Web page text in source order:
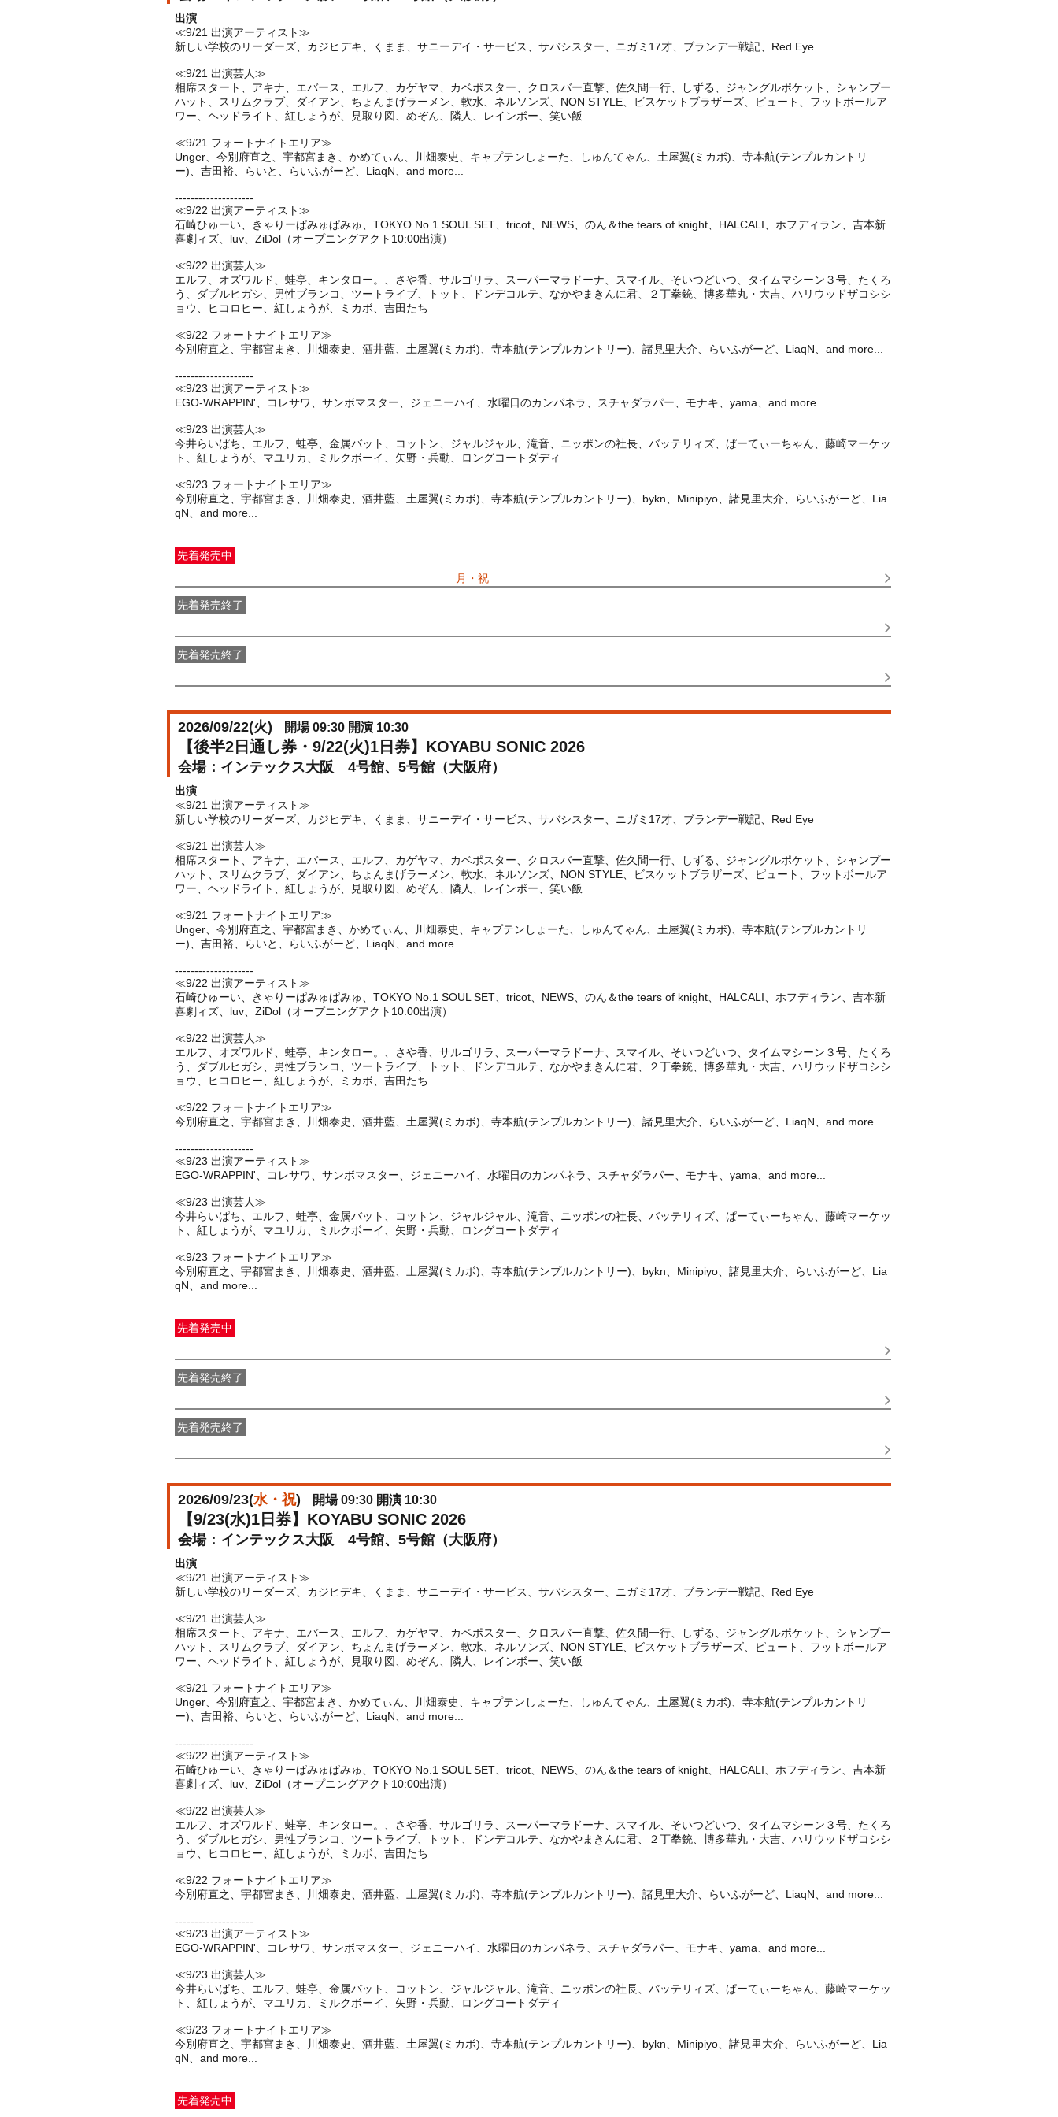
出演
≪9/21 出演アーティスト≫
新しい学校のリーダーズ、カジヒデキ、くまま、サニーデイ・サービス、サバシスター、ニガミ17才、ブランデー戦記、Red Eye
≪9/21 出演芸人≫
相席スタート、アキナ、エバース、エルフ、カゲヤマ、カベポスター、クロスバー直撃、佐久間一行、しずる、ジャングルポケット、シャンプー
ハット、スリムクラブ、ダイアン、ちょんまげラーメン、軟水、ネルソンズ、NON STYLE、ビスケットブラザーズ、ピュート、フットボールア
ワー、ヘッドライト、紅しょうが、見取り図、めぞん、隣人、レインボー、笑い飯
≪9/21 フォートナイトエリア≫
Unger、今別府直之、宇都宮まき、かめてぃん、川畑泰史、キャプテンしょーた、しゅんてゃん、土屋翼(ミカボ)、寺本航(テンプルカントリ
ー)、吉田裕、らいと、らいふがーど、LiaqN、and more...
--------------------
≪9/22 出演アーティスト≫
石崎ひゅーい、きゃりーぱみゅぱみゅ、TOKYO No.1 SOUL SET、tricot、NEWS、のん＆the tears of knight、HALCALI、ホフディラン、吉本新
喜劇ィズ、luv、ZiDol（オープニングアクト10:00出演）
≪9/22 出演芸人≫
エルフ、オズワルド、蛙亭、キンタロー。、さや香、サルゴリラ、スーパーマラドーナ、スマイル、そいつどいつ、タイムマシーン３号、たくろ
う、ダブルヒガシ、男性ブランコ、ツートライブ、トット、ドンデコルテ、なかやまきんに君、２丁拳銃、博多華丸・大吉、ハリウッドザコシシ
ョウ、ヒコロヒー、紅しょうが、ミカボ、吉田たち
≪9/22 フォートナイトエリア≫
今別府直之、宇都宮まき、川畑泰史、酒井藍、土屋翼(ミカボ)、寺本航(テンプルカントリー)、諸見里大介、らいふがーど、LiaqN、and more...
--------------------
≪9/23 出演アーティスト≫
EGO-WRAPPIN'、コレサワ、サンボマスター、ジェニーハイ、水曜日のカンパネラ、スチャダラパー、モナキ、yama、and more...
≪9/23 出演芸人≫
今井らいぱち、エルフ、蛙亭、金属バット、コットン、ジャルジャル、滝音、ニッポンの社長、バッテリィズ、ぱーてぃーちゃん、藤崎マーケッ
ト、紅しょうが、マユリカ、ミルクボーイ、矢野・兵動、ロングコートダディ
≪9/23 フォートナイトエリア≫
今別府直之、宇都宮まき、川畑泰史、酒井藍、土屋翼(ミカボ)、寺本航(テンプルカントリー)、bykn、Minipiyo、諸見里大介、らいふがーど、Lia
先着発売中
月・祝
先着発売終了
先着発売終了
2026/09/22(火) 開場 09:30 開演 10:30
【後半2日通し券・9/22(火)1日券】KOYABU SONIC 2026
インテックス大阪 4号館、5号館（大阪府）
出演
≪9/21 出演アーティスト≫
新しい学校のリーダーズ、カジヒデキ、くまま、サニーデイ・サービス、サバシスター、ニガミ17才、ブランデー戦記、Red Eye
≪9/21 出演芸人≫
相席スタート、アキナ、エバース、エルフ、カゲヤマ、カベポスター、クロスバー直撃、佐久間一行、しずる、ジャングルポケット、シャンプー
ハット、スリムクラブ、ダイアン、ちょんまげラーメン、軟水、ネルソンズ、NON STYLE、ビスケットブラザーズ、ピュート、フットボールア
ワー、ヘッドライト、紅しょうが、見取り図、めぞん、隣人、レインボー、笑い飯
≪9/21 フォートナイトエリア≫
Unger、今別府直之、宇都宮まき、かめてぃん、川畑泰史、キャプテンしょーた、しゅんてゃん、土屋翼(ミカボ)、寺本航(テンプルカントリ
ー)、吉田裕、らいと、らいふがーど、LiaqN、and more...
--------------------
≪9/22 出演アーティスト≫
石崎ひゅーい、きゃりーぱみゅぱみゅ、TOKYO No.1 SOUL SET、tricot、NEWS、のん＆the tears of knight、HALCALI、ホフディラン、吉本新
喜劇ィズ、luv、ZiDol（オープニングアクト10:00出演）
≪9/22 出演芸人≫
エルフ、オズワルド、蛙亭、キンタロー。、さや香、サルゴリラ、スーパーマラドーナ、スマイル、そいつどいつ、タイムマシーン３号、たくろ
う、ダブルヒガシ、男性ブランコ、ツートライブ、トット、ドンデコルテ、なかやまきんに君、２丁拳銃、博多華丸・大吉、ハリウッドザコシシ
ョウ、ヒコロヒー、紅しょうが、ミカボ、吉田たち
≪9/22 フォートナイトエリア≫
今別府直之、宇都宮まき、川畑泰史、酒井藍、土屋翼(ミカボ)、寺本航(テンプルカントリー)、諸見里大介、らいふがーど、LiaqN、and more...
--------------------
≪9/23 出演アーティスト≫
EGO-WRAPPIN'、コレサワ、サンボマスター、ジェニーハイ、水曜日のカンパネラ、スチャダラパー、モナキ、yama、and more...
≪9/23 出演芸人≫
今井らいぱち、エルフ、蛙亭、金属バット、コットン、ジャルジャル、滝音、ニッポンの社長、バッテリィズ、ぱーてぃーちゃん、藤崎マーケッ
ト、紅しょうが、マユリカ、ミルクボーイ、矢野・兵動、ロングコートダディ
≪9/23 フォートナイトエリア≫
今別府直之、宇都宮まき、川畑泰史、酒井藍、土屋翼(ミカボ)、寺本航(テンプルカントリー)、bykn、Minipiyo、諸見里大介、らいふがーど、Lia
先着発売中
先着発売終了
先着発売終了
2026/09/23(水・祝) 開場 09:30 開演 10:30
【9/23(水)1日券】KOYABU SONIC 2026
インテックス大阪 4号館、5号館（大阪府）
出演
≪9/21 出演アーティスト≫
新しい学校のリーダーズ、カジヒデキ、くまま、サニーデイ・サービス、サバシスター、ニガミ17才、ブランデー戦記、Red Eye
≪9/21 出演芸人≫
相席スタート、アキナ、エバース、エルフ、カゲヤマ、カベポスター、クロスバー直撃、佐久間一行、しずる、ジャングルポケット、シャンプー
ハット、スリムクラブ、ダイアン、ちょんまげラーメン、軟水、ネルソンズ、NON STYLE、ビスケットブラザーズ、ピュート、フットボールア
ワー、ヘッドライト、紅しょうが、見取り図、めぞん、隣人、レインボー、笑い飯
≪9/21 フォートナイトエリア≫
Unger、今別府直之、宇都宮まき、かめてぃん、川畑泰史、キャプテンしょーた、しゅんてゃん、土屋翼(ミカボ)、寺本航(テンプルカントリ
ー)、吉田裕、らいと、らいふがーど、LiaqN、and more...
--------------------
≪9/22 出演アーティスト≫
石崎ひゅーい、きゃりーぱみゅぱみゅ、TOKYO No.1 SOUL SET、tricot、NEWS、のん＆the tears of knight、HALCALI、ホフディラン、吉本新
喜劇ィズ、luv、ZiDol（オープニングアクト10:00出演）
≪9/22 出演芸人≫
エルフ、オズワルド、蛙亭、キンタロー。、さや香、サルゴリラ、スーパーマラドーナ、スマイル、そいつどいつ、タイムマシーン３号、たくろ
う、ダブルヒガシ、男性ブランコ、ツートライブ、トット、ドンデコルテ、なかやまきんに君、２丁拳銃、博多華丸・大吉、ハリウッドザコシシ
ョウ、ヒコロヒー、紅しょうが、ミカボ、吉田たち
≪9/22 フォートナイトエリア≫
今別府直之、宇都宮まき、川畑泰史、酒井藍、土屋翼(ミカボ)、寺本航(テンプルカントリー)、諸見里大介、らいふがーど、LiaqN、and more...
--------------------
≪9/23 出演アーティスト≫
EGO-WRAPPIN'、コレサワ、サンボマスター、ジェニーハイ、水曜日のカンパネラ、スチャダラパー、モナキ、yama、and more...
≪9/23 出演芸人≫
今井らいぱち、エルフ、蛙亭、金属バット、コットン、ジャルジャル、滝音、ニッポンの社長、バッテリィズ、ぱーてぃーちゃん、藤崎マーケッ
ト、紅しょうが、マユリカ、ミルクボーイ、矢野・兵動、ロングコートダディ
≪9/23 フォートナイトエリア≫
今別府直之、宇都宮まき、川畑泰史、酒井藍、土屋翼(ミカボ)、寺本航(テンプルカントリー)、bykn、Minipiyo、諸見里大介、らいふがーど、Lia
先着発売中